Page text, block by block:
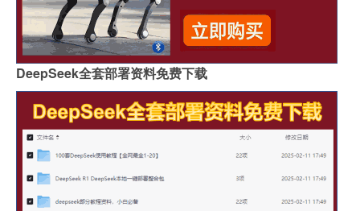
DeepSeek全套部署资料免费下载